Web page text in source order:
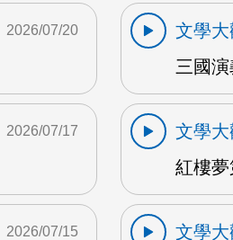
2026/07/20
文學大
三國
2026/07/17
文學大
紅樓
2026/07/15
文學大